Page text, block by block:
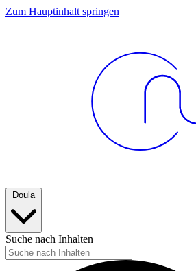
Zum Hauptinhalt springen
Doula
Suche nach Inhalten